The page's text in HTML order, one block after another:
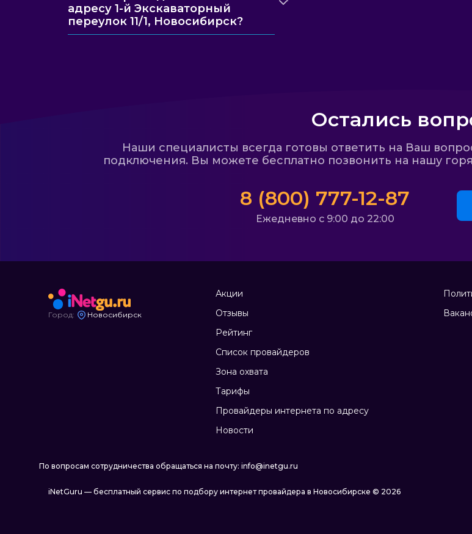
адресу 1-й Экскаваторный
переулок 11/1, Новосибирск?
Остались
Наши специалисты всегда готовы ответить на Ваш
подключения. Вы можете бесплатно позвонить на нашу
8 (800) 777-12-87
Ежедневно с 9:00 до 22:00
Город: Новосибирск
Акции
Отзывы
Рейтинг
Список провайдеров
Зона охвата
Тарифы
Провайдеры интернета по адресу
Новости
По вопросам сотрудничества обращаться на почту: info@inetgu.ru
iNetGuru — бесплатный сервис по подбору интернет провайдера в Новосибирске © 2026